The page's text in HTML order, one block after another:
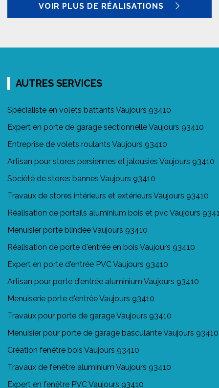
VOIR PLUS DE RÉALISATIONS
AUTRES SERVICES
Spécialiste en volets battants Vaujours 93410
Expert en porte de garage sectionnelle Vaujours 93410
Entreprise de volets roulants Vaujours 93410
Artisan pour stores persiennes et jalousies Vaujours 93410
Société de stores bannes Vaujours 93410
Travaux de stores intérieurs et extérieurs Vaujours 93410
Réalisation de portails aluminium bois et pvc Vaujours
Menuisier porte blindée Vaujours 93410
Réalisation de porte d'entrée en bois Vaujours 93410
Expert en porte d'entrée PVC Vaujours 93410
Artisan pour porte d'entrée aluminium Vaujours 93410
Menuiserie porte d'entrée Vaujours 93410
Travaux pour porte de garage Vaujours 93410
Menuisier pour porte de garage basculante Vaujours 93410
Création fenêtre bois Vaujours 93410
Travaux de fenêtre aluminium Vaujours 93410
Expert en fenêtre PVC Vaujours 93410